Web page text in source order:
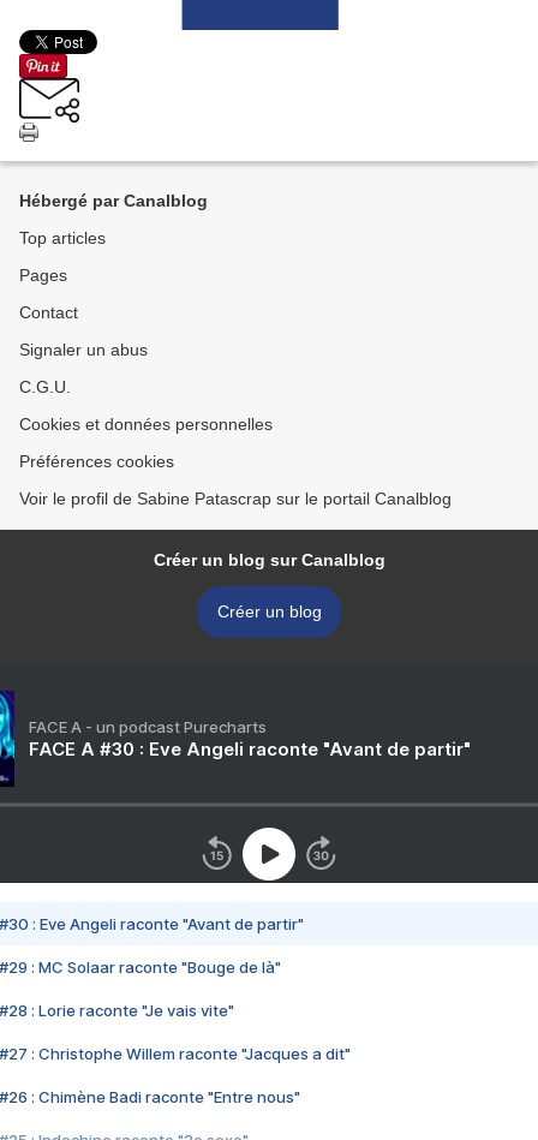
Hébergé par Canalblog
Top articles
Pages
Contact
Signaler un abus
C.G.U.
Cookies et données personnelles
Préférences cookies
Voir le profil de Sabine Patascrap sur le portail Canalblog
Créer un blog sur Canalblog
Créer un blog
FACE A - un podcast Purecharts
FACE A #30 : Eve Angeli raconte "Avant de partir"
#30 : Eve Angeli raconte "Avant de partir"
#29 : MC Solaar raconte "Bouge de là"
#28 : Lorie raconte "Je vais vite"
#27 : Christophe Willem raconte "Jacques a dit"
#26 : Chimène Badi raconte "Entre nous"